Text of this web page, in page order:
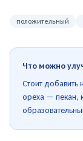
положительный
Что можно
Стоит добавить
ореха — пекан,